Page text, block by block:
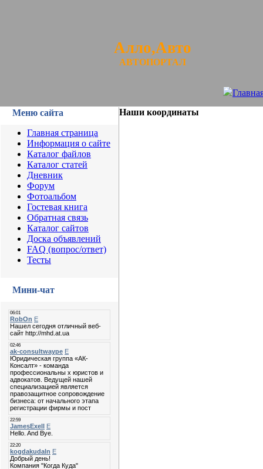
Алло,Авто
АВТОПОРТАЛ
Меню сайта
Главная страница
Информация о сайте
Каталог файлов
Каталог статей
Дневник
Форум
Фотоальбом
Гостевая книга
Обратная связь
Каталог сайтов
Доска объявлений
FAQ (вопрос/ответ)
Тесты
Мини-чат
Наши координаты